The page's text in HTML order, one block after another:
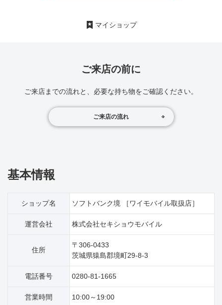
マイショップ
ご来店の前に
ご来店までの流れと、必要な持ち物をご確認ください。
ご来店の流れ
基本情報
ショップ名 ソフトバンク境 ［ワイモバイル取扱店］
運営会社 株式会社セキショウモバイル
住所
〒306-0433
茨城県猿島郡境町29‐8‐3
電話番号 0280-81-1665
営業時間 10:00～19:00